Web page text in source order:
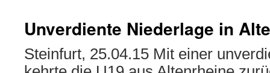
Unverdiente Niederlage in
Steinfurt, 25.04.15 Mit einer